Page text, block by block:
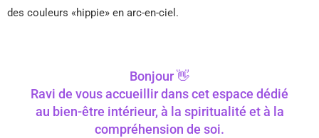
des couleurs «hippie» en arc-en-ciel.
Bonjour 👋
Ravi de vous accueillir dans cet espace dédié
au bien-être intérieur, à la spiritualité et à la
compréhension de soi.